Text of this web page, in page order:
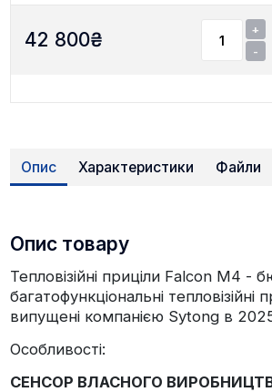
42 800₴
+
-
Опис Характеристики Файли
Опис товару
Тепловізійні приціли Falcon M4 -
багатофункціональні тепловізійні
випущені компанією Sytong в
Особливості:
СЕНСОР ВЛАСНОГО